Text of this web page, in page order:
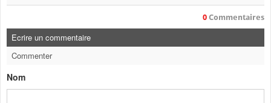
0 Commentaires
Ecrire un commentaire
Commenter
Nom